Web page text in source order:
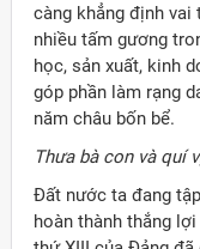
càng khẳng định
nhiều tấm gương
học, sản xuất, kinh
góp phần làm rạng
năm châu bốn bể.
Thưa bà con và quí
Đất nước ta đang
hoàn thành thắng